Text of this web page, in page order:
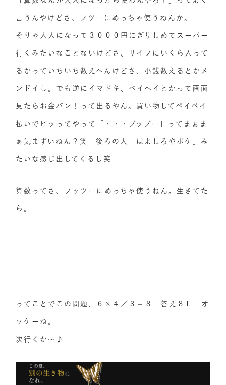
言うんやけどさ、フツーにめっちゃ使うねんか。
そりゃ大人になって３０００円にぎりしめてスーパー
行くみたいなことないけどさ、サイフにいくら入って
るかっていちいち数えへんけどさ、小銭数えるとかメ
ンドイし。でも逆にイマドキ、ペイペイとかって画面
見たらお金バン！って出るやん。買い物してペイペイ
払いでピッってやって「・・・ブッブー」ってまぁま
ぁ気まずいねん？笑 後ろの人「はよしろやボケ」み
たいな感じ出してくるし笑
算数ってさ、フッツーにめっちゃ使うねん。生きてた
ら。
ってことでこの問題、６×４／３＝８ 答え８Ｌ オ
ッケーね。
次行くか～♪